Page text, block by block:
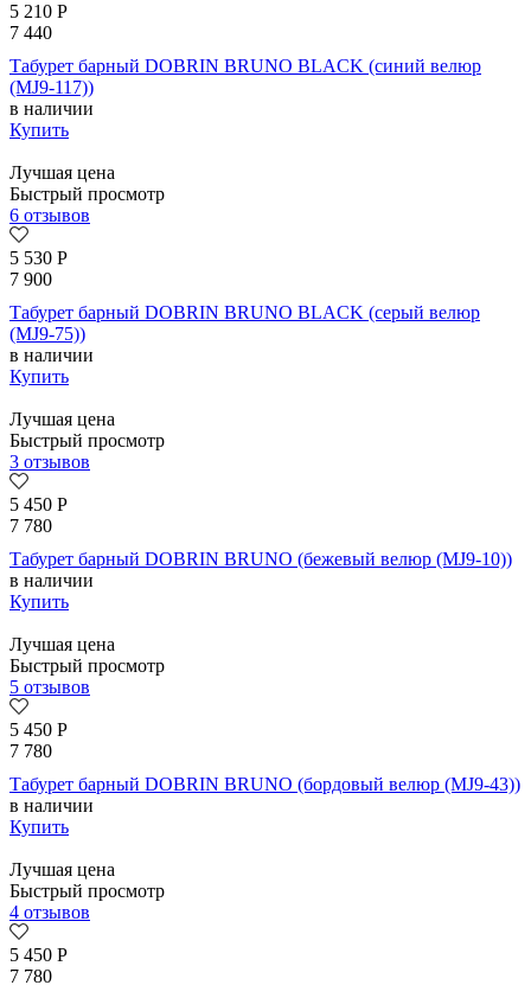
5 210 Р
7 440
Табурет барный DOBRIN BRUNO BLACK (синий велюр
(MJ9-117))
в наличии
Купить
Лучшая цена
Быстрый просмотр
6 отзывов
5 530 Р
7 900
Табурет барный DOBRIN BRUNO BLACK (серый велюр
(MJ9-75))
в наличии
Купить
Лучшая цена
Быстрый просмотр
3 отзывов
5 450 Р
7 780
Табурет барный DOBRIN BRUNO (бежевый велюр (MJ9-10))
в наличии
Купить
Лучшая цена
Быстрый просмотр
5 отзывов
5 450 Р
7 780
Табурет барный DOBRIN BRUNO (бордовый велюр (MJ9-43))
в наличии
Купить
Лучшая цена
Быстрый просмотр
4 отзывов
5 450 Р
7 780